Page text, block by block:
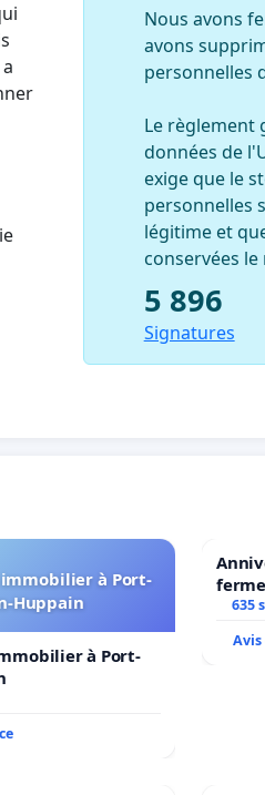
Nous avons
avons
personnelles
Le règlement
données de
exige que le
personnelles
légitime et
conservées
5 896
Signatures
à Port-
Huppain
à Port-
635